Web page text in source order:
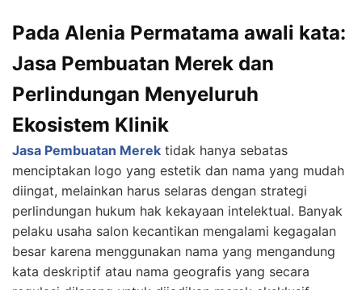
Pada Alenia Permatama awali kata:
Jasa Pembuatan Merek dan
Perlindungan Menyeluruh
Ekosistem Klinik
Jasa Pembuatan Merek tidak hanya sebatas
menciptakan logo yang estetik dan nama yang mudah
diingat, melainkan harus selaras dengan strategi
perlindungan hukum hak kekayaan intelektual. Banyak
pelaku usaha salon kecantikan mengalami kegagalan
besar karena menggunakan nama yang mengandung
kata deskriptif atau nama geografis yang secara